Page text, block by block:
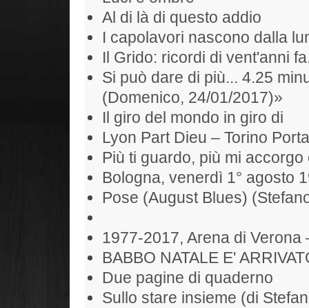
Al di là di questo addio
I capolavori nascono dalla
Il Grido: ricordi di vent'anni
Si può dare di più... 4.25
(Domenico, 24/01/2017)»
Il giro del mondo in giro di
Lyon Part Dieu – Torino
Più ti guardo, più mi accorgo
Bologna, venerdì 1° agosto
Pose (August Blues)
1977-2017, Arena di
BABBO NATALE E'
Due pagine di quaderno
Sullo stare insieme (di